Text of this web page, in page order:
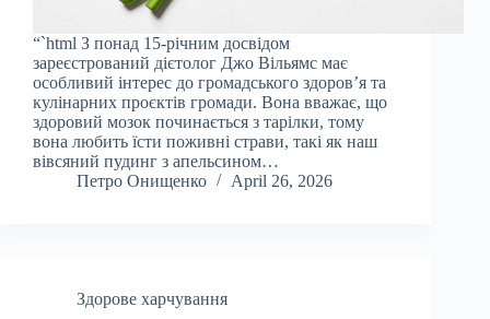
“`html З понад 15-річним досвідом
зареєстрований дієтолог Джо Вільямс має
особливий інтерес до громадського здоров’я та
кулінарних проєктів громади. Вона вважає, що
здоровий мозок починається з тарілки, тому
вона любить їсти поживні страви, такі як наш
вівсяний пудинг з апельсином…
Петро Онищенко
April 26, 2026
Здорове харчування